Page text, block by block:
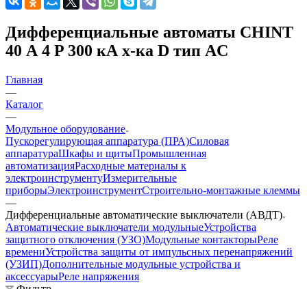
Дифференциальные автоматы CHINT
40 А 4 P 300 кА х-ка D тип AC
Главная
—
Каталог
—
Модульное оборудование
Пускорегулирующая аппаратура (ПРА)Силовая
аппаратураШкафы и щитыПромышленная
автоматизацияРасходные материалы к
электроинструментуИзмерительные
приборыЭлектроинструментСтроительно-монтажные клеммы
—
Дифференциальные автоматические выключатели (АВДТ)
Автоматические выключатели модульныеУстройства
защитного отключения (УЗО)Модульные контакторыРеле
времениУстройства защиты от импульсных перенапряжений
(УЗИП)Дополнительные модульные устройства и
аксессуарыРеле напряжения